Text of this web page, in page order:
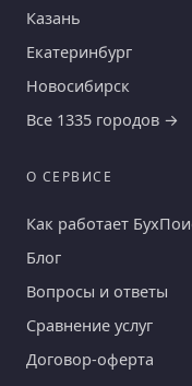
Казань
Екатеринбург
Новосибирск
Все 1335 городов →
О СЕРВИСЕ
Как работает
Блог
Вопросы и ответы
Сравнение услуг
Договор-оферта